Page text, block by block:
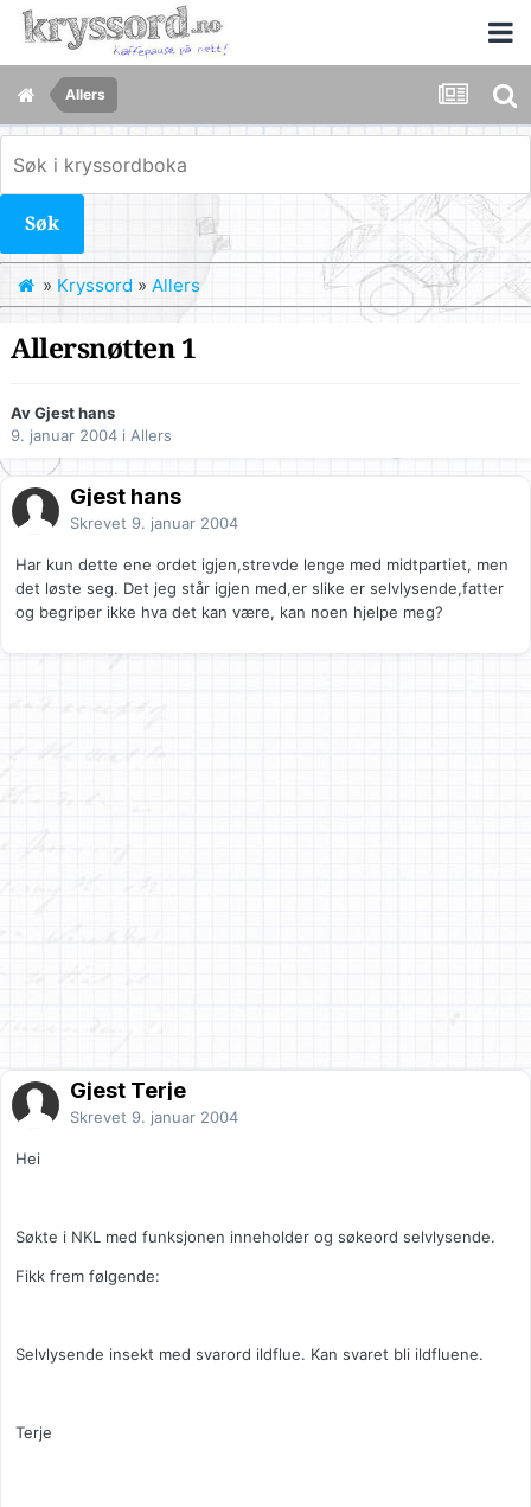
Allers
Søk
» Kryssord » Allers
Allersnøtten 1
Av Gjest hans
9. januar 2004 i Allers
Gjest hans
Skrevet 9. januar 2004
Har kun dette ene ordet igjen,strevde lenge med midtpartiet, men
det løste seg. Det jeg står igjen med,er slike er selvlysende,fatter
og begriper ikke hva det kan være, kan noen hjelpe meg?
Gjest Terje
Skrevet 9. januar 2004
Hei
Søkte i NKL med funksjonen inneholder og søkeord selvlysende.
Fikk frem følgende:
Selvlysende insekt med svarord ildflue. Kan svaret bli ildfluene.
Terje